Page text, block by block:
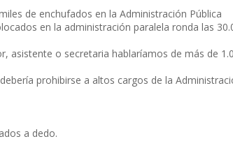
de enchufados en la Administración Pública
en la administración paralela ronda las
asistente o secretaria hablaríamos de más de
prohibirse a altos cargos de la
a dedo.